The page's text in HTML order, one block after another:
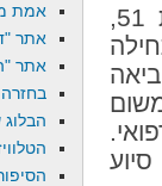
הסיפור פשוט ולמרבה הצער מוכר להכאיב. קליין, בת 51,
אמת
אתר
אתר
הבלוג